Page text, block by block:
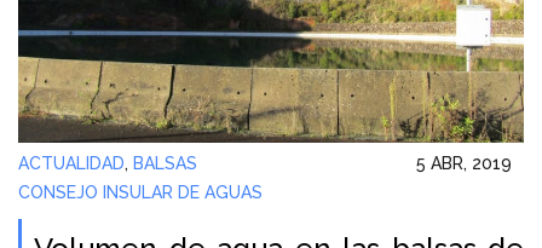
ACTUALIDAD, BALSAS
5 ABR, 2019
CONSEJO INSULAR DE AGUAS